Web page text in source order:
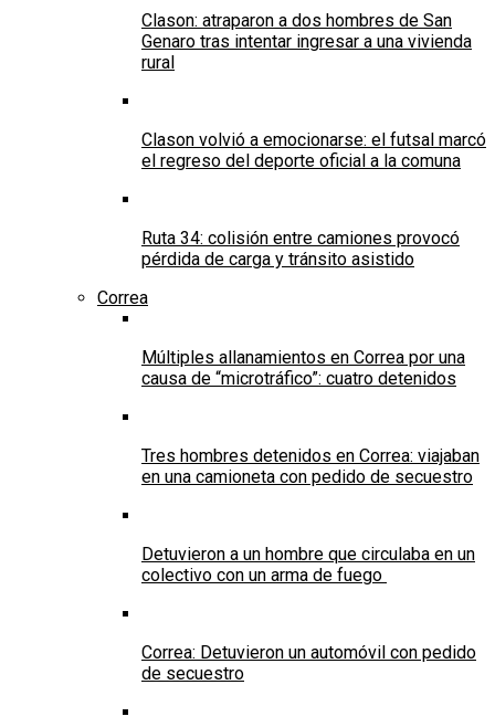
Clason: atraparon a dos hombres de San
Genaro tras intentar ingresar a una vivienda
rural
Clason volvió a emocionarse: el futsal marcó
el regreso del deporte oficial a la comuna
Ruta 34: colisión entre camiones provocó
pérdida de carga y tránsito asistido
Correa
Múltiples allanamientos en Correa por una
causa de “microtráfico”: cuatro detenidos
Tres hombres detenidos en Correa: viajaban
en una camioneta con pedido de secuestro
Detuvieron a un hombre que circulaba en un
colectivo con un arma de fuego
Correa: Detuvieron un automóvil con pedido
de secuestro